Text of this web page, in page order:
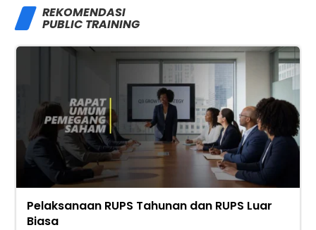
REKOMENDASI
PUBLIC TRAINING
Pelaksanaan RUPS Tahunan dan RUPS Luar
Biasa